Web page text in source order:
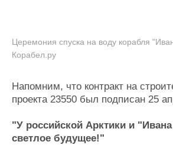
Церемония спуска на воду корабля
Корабел.ру
Напомним, что контракт на
проекта 23550 был подписан 25
"У российской Арктики и
светлое будущее!"